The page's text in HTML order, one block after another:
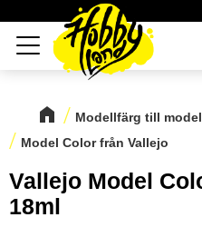
Meny
Modellfärg till
Model Color från Vallejo
Vallejo Model
18ml